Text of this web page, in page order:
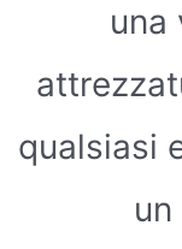
una
qualsiasi